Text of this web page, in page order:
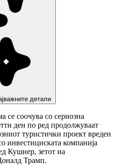
детали
се соочува со сериозна
ден по ред продолжуваат
туристички проект вреден
инвестициската компанија
Кушнер, зетот на
Трамп.